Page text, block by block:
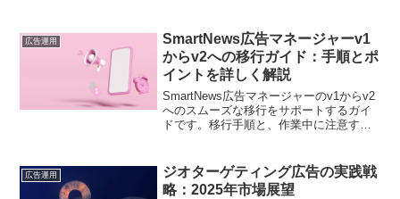
広告運用
SmartNews広告マネージャーv1
からv2への移行ガイド：手順とポ
イントを詳しく解説
SmartNews広告マネージャーのv1からv2
へのスムーズな移行をサポートするガイ
ドです。移行手順と、作業中に注意すべ
広告運用
ジオターゲティング広告の実践戦
略：2025年市場展望